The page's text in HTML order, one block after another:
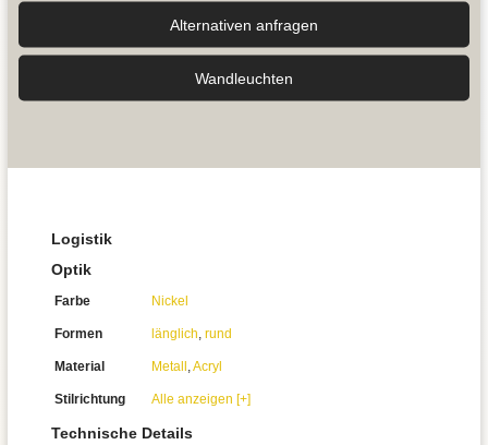
Alternativen anfragen
Wand­leuchten
Logistik
Optik
Farbe Nickel
Formen länglich, rund
Material Metall ,Acryl
Stilrichtung Alle anzeigen [+]
Technische Details